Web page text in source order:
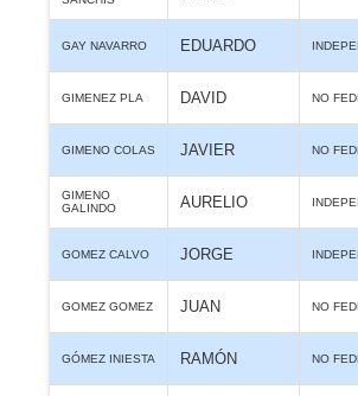
GAY NAVARRO EDUARDO
GIMENEZ PLA DAVID NO
GIMENO COLAS JAVIER NO
GIMENO
GALINDO
AURELIO
GOMEZ CALVO JORGE
GOMEZ GOMEZ JUAN NO
GÓMEZ INIESTA RAMÓN NO